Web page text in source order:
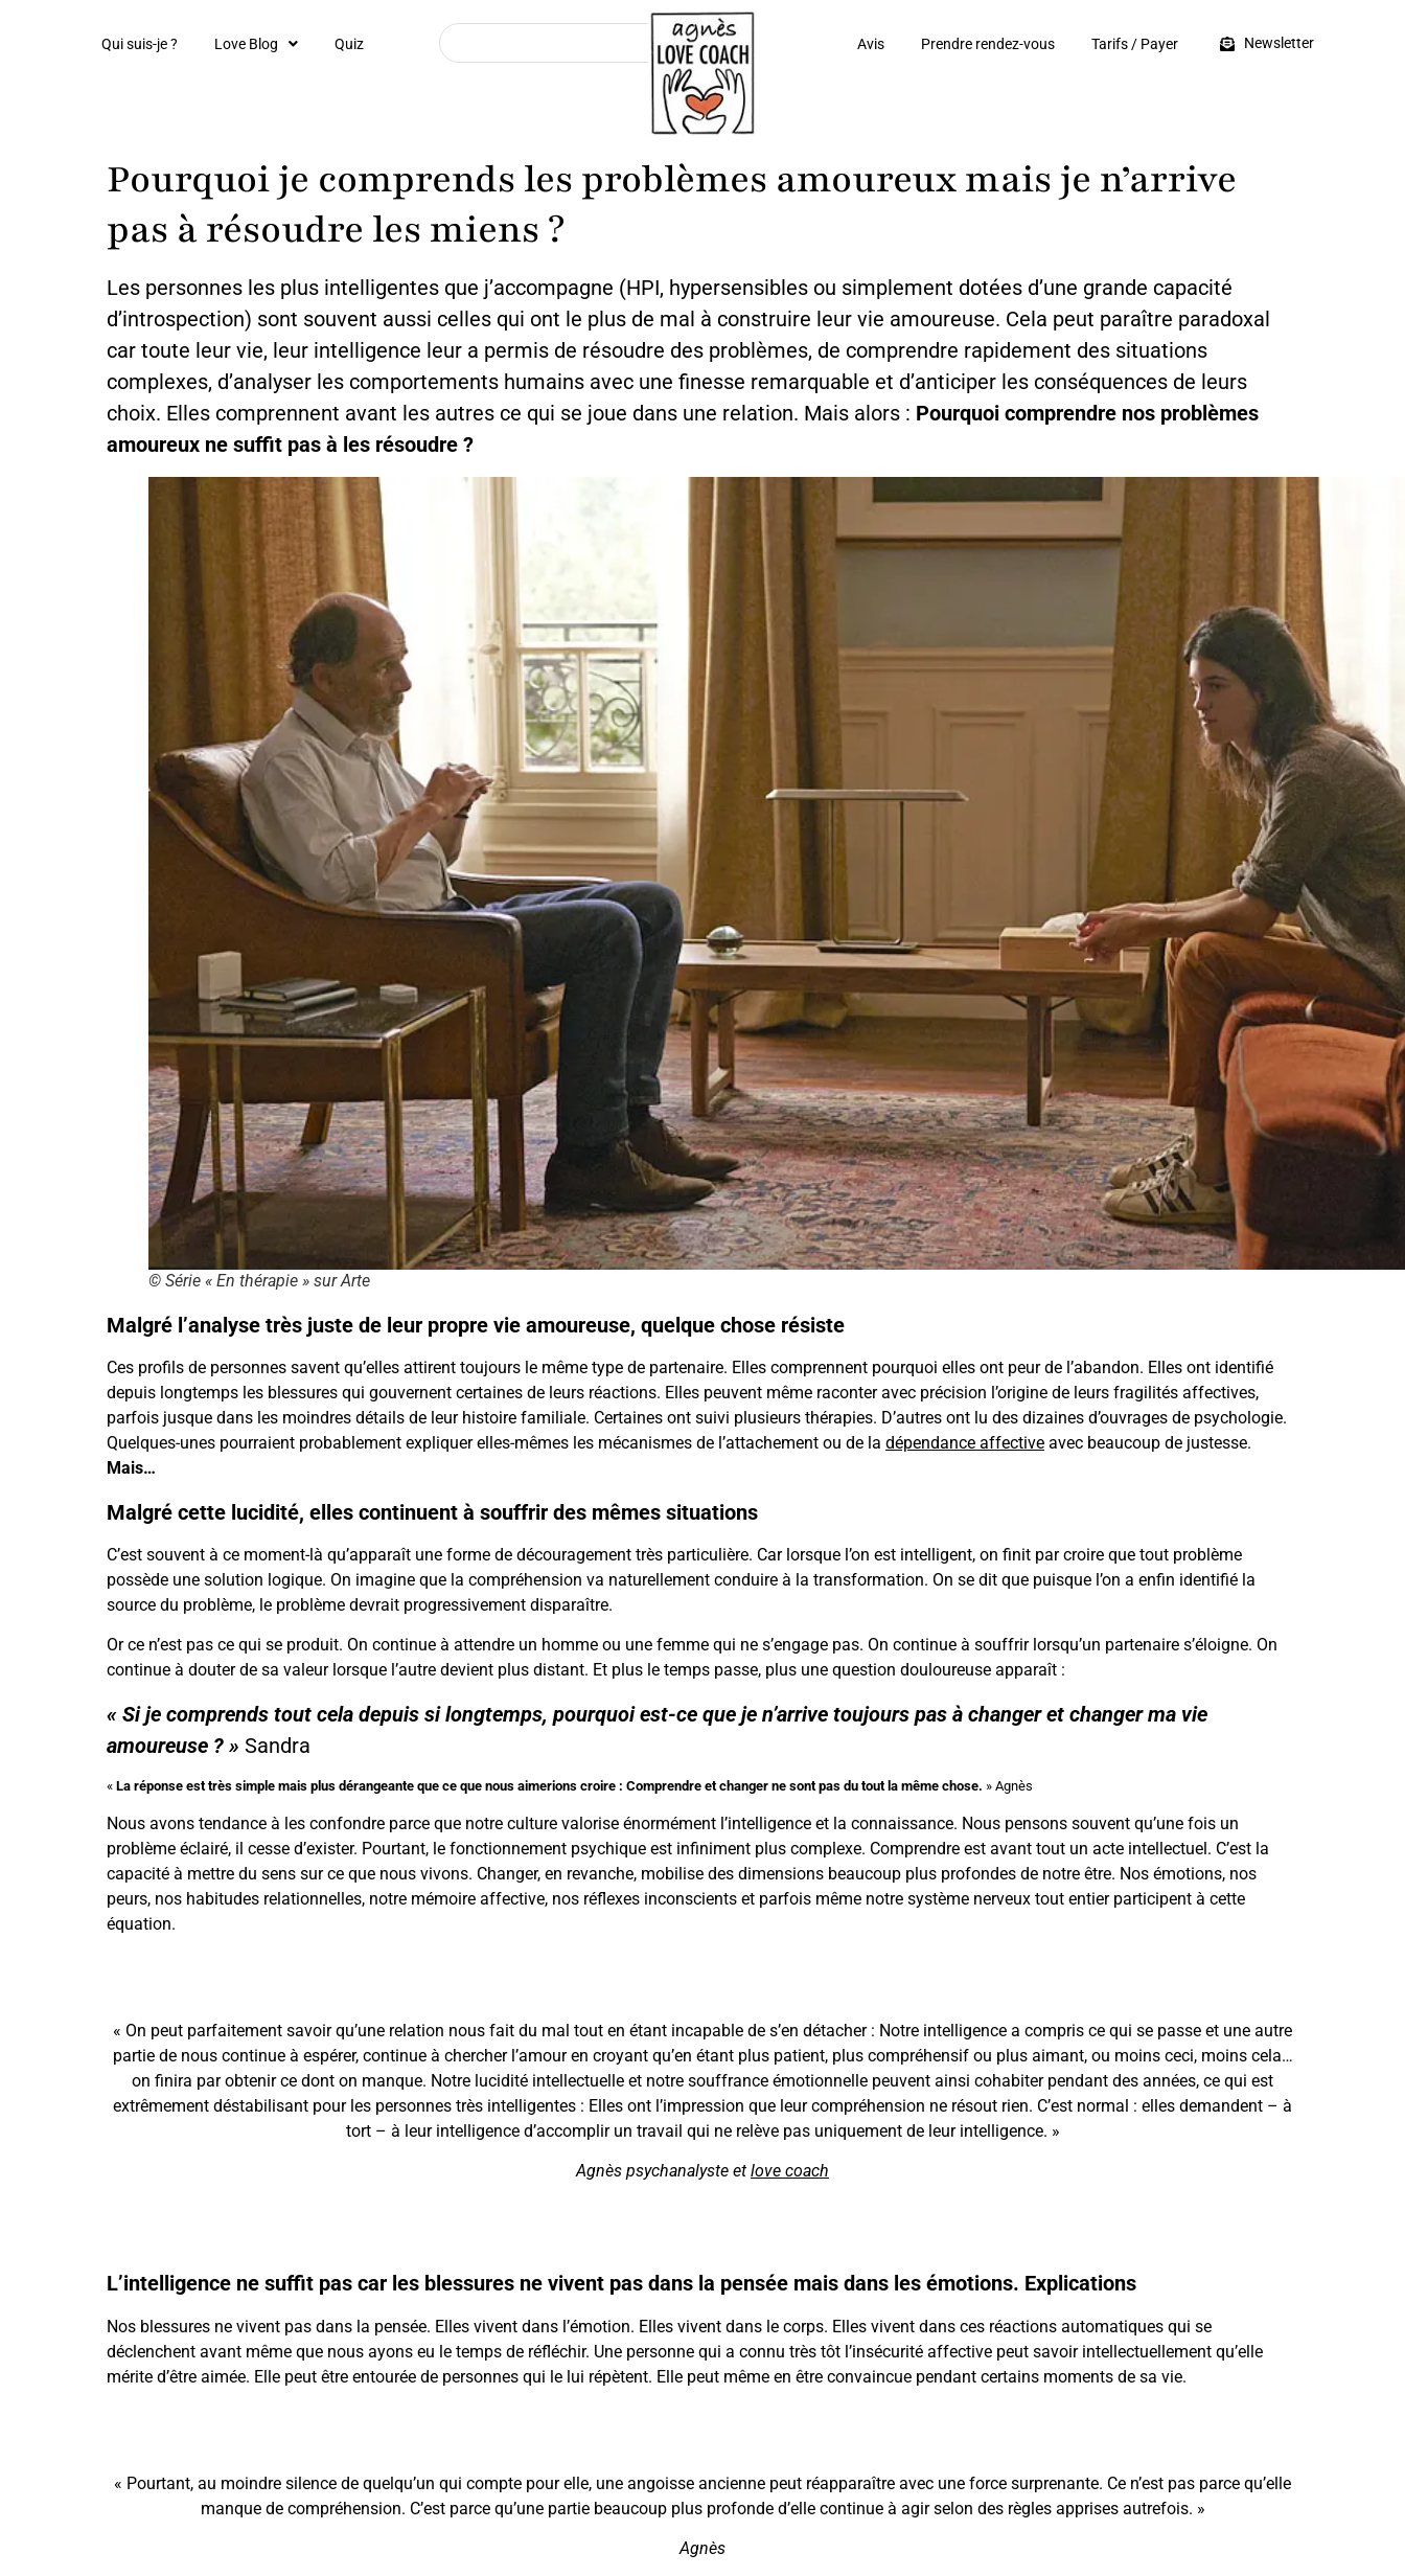
Qui suis-je ? Love Blog Quiz Avis Prendre rendez-vous Tarifs / Payer Newsletter
Pourquoi je comprends les problèmes amoureux mais je n’arrive
pas à résoudre les miens ?
Les personnes les plus intelligentes que j’accompagne (HPI, hypersensibles ou simplement dotées d’une grande capacité
d’introspection) sont souvent aussi celles qui ont le plus de mal à construire leur vie amoureuse. Cela peut paraître paradoxal
car toute leur vie, leur intelligence leur a permis de résoudre des problèmes, de comprendre rapidement des situations
complexes, d’analyser les comportements humains avec une finesse remarquable et d’anticiper les conséquences de leurs
choix. Elles comprennent avant les autres ce qui se joue dans une relation. Mais alors : Pourquoi comprendre nos problèmes
amoureux ne suffit pas à les résoudre ?
© Série « En thérapie » sur Arte
Malgré l’analyse très juste de leur propre vie amoureuse, quelque chose résiste
Ces profils de personnes savent qu’elles attirent toujours le même type de partenaire. Elles comprennent pourquoi elles ont peur de l’abandon. Elles ont identifié
depuis longtemps les blessures qui gouvernent certaines de leurs réactions. Elles peuvent même raconter avec précision l’origine de leurs fragilités affectives,
parfois jusque dans les moindres détails de leur histoire familiale. Certaines ont suivi plusieurs thérapies. D’autres ont lu des dizaines d’ouvrages de psychologie.
Quelques-unes pourraient probablement expliquer elles-mêmes les mécanismes de l’attachement ou de la dépendance affective avec beaucoup de justesse.
Mais…
Malgré cette lucidité, elles continuent à souffrir des mêmes situations
C’est souvent à ce moment-là qu’apparaît une forme de découragement très particulière. Car lorsque l’on est intelligent, on finit par croire que tout problème
possède une solution logique. On imagine que la compréhension va naturellement conduire à la transformation. On se dit que puisque l’on a enfin identifié la
source du problème, le problème devrait progressivement disparaître.
Or ce n’est pas ce qui se produit. On continue à attendre un homme ou une femme qui ne s’engage pas. On continue à souffrir lorsqu’un partenaire s’éloigne. On
continue à douter de sa valeur lorsque l’autre devient plus distant. Et plus le temps passe, plus une question douloureuse apparaît :
« Si je comprends tout cela depuis si longtemps, pourquoi est-ce que je n’arrive toujours pas à changer et changer ma vie
amoureuse ? » Sandra
« La réponse est très simple mais plus dérangeante que ce que nous aimerions croire : Comprendre et changer ne sont pas du tout la même chose. » Agnès
Nous avons tendance à les confondre parce que notre culture valorise énormément l’intelligence et la connaissance. Nous pensons souvent qu’une fois un
problème éclairé, il cesse d’exister. Pourtant, le fonctionnement psychique est infiniment plus complexe. Comprendre est avant tout un acte intellectuel. C’est la
capacité à mettre du sens sur ce que nous vivons. Changer, en revanche, mobilise des dimensions beaucoup plus profondes de notre être. Nos émotions, nos
peurs, nos habitudes relationnelles, notre mémoire affective, nos réflexes inconscients et parfois même notre système nerveux tout entier participent à cette
équation.
« On peut parfaitement savoir qu’une relation nous fait du mal tout en étant incapable de s’en détacher : Notre intelligence a compris ce qui se passe et une autre
partie de nous continue à espérer, continue à chercher l’amour en croyant qu’en étant plus patient, plus compréhensif ou plus aimant, ou moins ceci, moins cela…
on finira par obtenir ce dont on manque. Notre lucidité intellectuelle et notre souffrance émotionnelle peuvent ainsi cohabiter pendant des années, ce qui est
extrêmement déstabilisant pour les personnes très intelligentes : Elles ont l’impression que leur compréhension ne résout rien. C’est normal : elles demandent – à
tort – à leur intelligence d’accomplir un travail qui ne relève pas uniquement de leur intelligence. »
Agnès psychanalyste et love coach
L’intelligence ne suffit pas car les blessures ne vivent pas dans la pensée mais dans les émotions. Explications
Nos blessures ne vivent pas dans la pensée. Elles vivent dans l’émotion. Elles vivent dans le corps. Elles vivent dans ces réactions automatiques qui se
déclenchent avant même que nous ayons eu le temps de réfléchir. Une personne qui a connu très tôt l’insécurité affective peut savoir intellectuellement qu’elle
mérite d’être aimée. Elle peut être entourée de personnes qui le lui répètent. Elle peut même en être convaincue pendant certains moments de sa vie.
« Pourtant, au moindre silence de quelqu’un qui compte pour elle, une angoisse ancienne peut réapparaître avec une force surprenante. Ce n’est pas parce qu’elle
manque de compréhension. C’est parce qu’une partie beaucoup plus profonde d’elle continue à agir selon des règles apprises autrefois. »
Agnès